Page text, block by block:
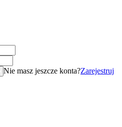
Nie masz jeszcze konta?Zarejestruj